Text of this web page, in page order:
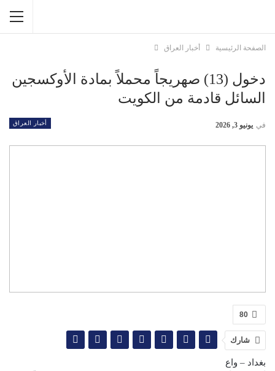
الصفحة الرئيسية أخبار العراق
دخول (13) صهريجاً محملاً بمادة الأوكسجين
السائل قادمة من الكويت
أخبار العراق في يونيو 3, 2026
80
شارك
بغداد – واع